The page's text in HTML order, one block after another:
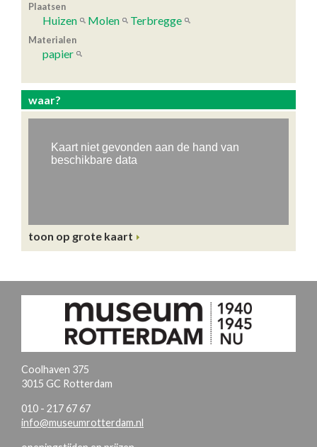
Plaatsen
Huizen Molen Terbregge
Materialen
papier
waar?
toon op grote kaart
Coolhaven 375
3015 GC Rotterdam
010 - 217 67 67
info@museumrotterdam.nl